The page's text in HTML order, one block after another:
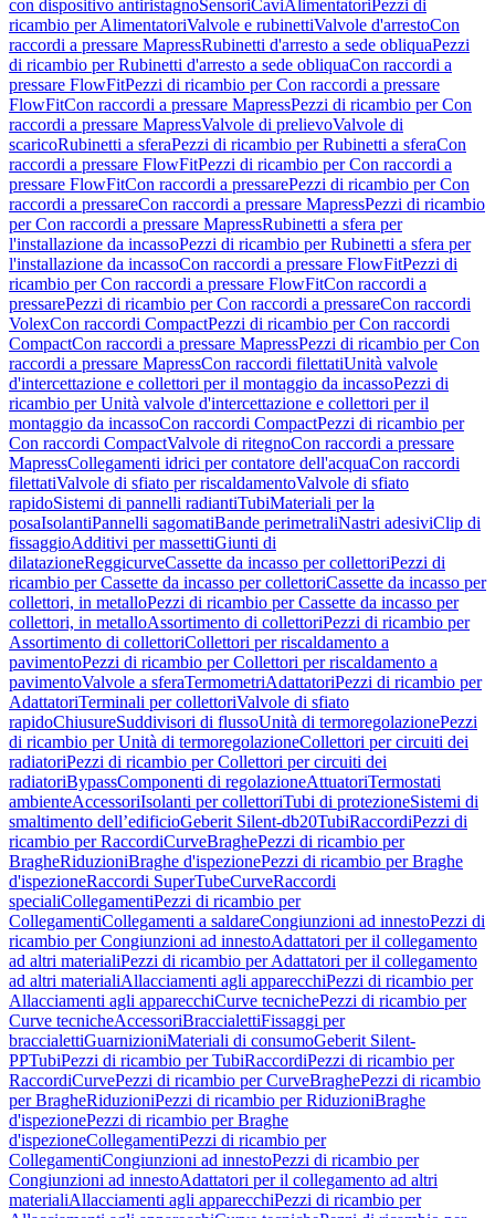
con dispositivo antiristagnoSensoriCaviAlimentatori Pezzi di
ricambio per AlimentatoriValvole e rubinettiValvole d'arrestoCon
raccordi a pressare MapressRubinetti d'arresto a sede obliquaPezzi
di ricambio per Rubinetti d'arresto a sede obliquaCon raccordi a
pressare FlowFitPezzi di ricambio per Con raccordi a pressare
FlowFitCon raccordi a pressare MapressPezzi di ricambio per Con
raccordi a pressare MapressValvole di prelievoValvole di
scaricoRubinetti a sferaPezzi di ricambio per Rubinetti a sferaCon
raccordi a pressare FlowFitPezzi di ricambio per Con raccordi a
pressare FlowFitCon raccordi a pressarePezzi di ricambio per Con
raccordi a pressareCon raccordi a pressare MapressPezzi di ricambio
per Con raccordi a pressare MapressRubinetti a sfera per
l'installazione da incassoPezzi di ricambio per Rubinetti a sfera per
l'installazione da incassoCon raccordi a pressare FlowFitPezzi di
ricambio per Con raccordi a pressare FlowFitCon raccordi a
pressarePezzi di ricambio per Con raccordi a pressareCon raccordi
VolexCon raccordi CompactPezzi di ricambio per Con raccordi
CompactCon raccordi a pressare MapressPezzi di ricambio per Con
raccordi a pressare MapressCon raccordi filettatiUnità valvole
d'intercettazione e collettori per il montaggio da incassoPezzi di
ricambio per Unità valvole d'intercettazione e collettori per il
montaggio da incassoCon raccordi CompactPezzi di ricambio per
Con raccordi CompactValvole di ritegnoCon raccordi a pressare
MapressCollegamenti idrici per contatore dell'acquaCon raccordi
filettatiValvole di sfiato per riscaldamentoValvole di sfiato
rapidoSistemi di pannelli radiantiTubiMateriali per la
posaIsolantiPannelli sagomatiBande perimetraliNastri adesiviClip di
fissaggioAdditivi per massettiGiunti di
dilatazioneReggicurveCassette da incasso per collettoriPezzi di
ricambio per Cassette da incasso per collettoriCassette da incasso per
collettori, in metalloPezzi di ricambio per Cassette da incasso per
collettori, in metalloAssortimento di collettoriPezzi di ricambio per
Assortimento di collettoriCollettori per riscaldamento a
pavimentoPezzi di ricambio per Collettori per riscaldamento a
pavimentoValvole a sferaTermometriAdattatoriPezzi di ricambio per
AdattatoriTerminali per collettoriValvole di sfiato
rapidoChiusureSuddivisori di flussoUnità di termoregolazionePezzi
di ricambio per Unità di termoregolazioneCollettori per circuiti dei
radiatoriPezzi di ricambio per Collettori per circuiti dei
radiatoriBypassComponenti di regolazioneAttuatoriTermostati
ambienteAccessoriIsolanti per collettoriTubi di protezioneSistemi di
smaltimento dell’edificioGeberit Silent-db20TubiRaccordiPezzi di
ricambio per RaccordiCurveBraghePezzi di ricambio per
BragheRiduzioniBraghe d'ispezionePezzi di ricambio per Braghe
d'ispezioneRaccordi SuperTubeCurveRaccordi
specialiCollegamentiPezzi di ricambio per
CollegamentiCollegamenti a saldareCongiunzioni ad innestoPezzi di
ricambio per Congiunzioni ad innestoAdattatori per il collegamento
ad altri materialiPezzi di ricambio per Adattatori per il collegamento
ad altri materialiAllacciamenti agli apparecchiPezzi di ricambio per
Allacciamenti agli apparecchiCurve tecnichePezzi di ricambio per
Curve tecnicheAccessoriBraccialettiFissaggi per
braccialettiGuarnizioniMateriali di consumoGeberit Silent-
PPTubiPezzi di ricambio per TubiRaccordiPezzi di ricambio per
RaccordiCurvePezzi di ricambio per CurveBraghePezzi di ricambio
per BragheRiduzioniPezzi di ricambio per RiduzioniBraghe
d'ispezionePezzi di ricambio per Braghe
d'ispezioneCollegamentiPezzi di ricambio per
CollegamentiCongiunzioni ad innestoPezzi di ricambio per
Congiunzioni ad innestoAdattatori per il collegamento ad altri
materialiAllacciamenti agli apparecchiPezzi di ricambio per